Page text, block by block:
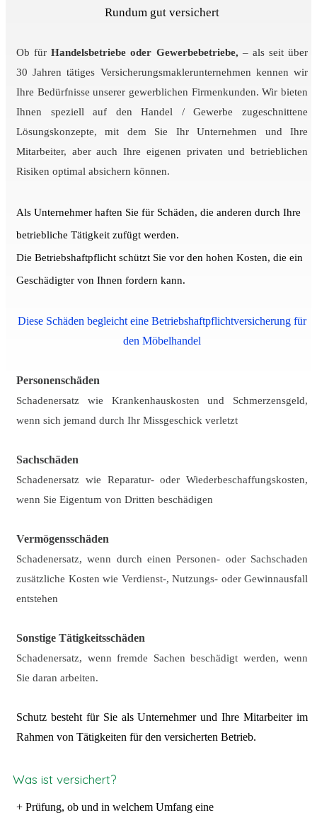
Rundum gut versichert
Ob fürHandelsbetriebe oder Gewerbebetriebe, – als seit über
30 Jahren tätiges Versicherungsmaklerunternehmen kennen wir
Ihre Bedürfnisse unserer gewerblichen Firmenkunden. Wir bieten
Ihnen
speziell auf den Handel / Gewerbe zugeschnittene
Lösungskonzepte, mit dem Sie Ihr Unternehmen und Ihre
Mitarbeiter, aber auch Ihre eigenen privaten und betrieblichen
Risiken optimal absichern können.
Als Unternehmer haften Sie für Schäden, die anderen durch Ihre
betriebliche Tätigkeit zufügt werden.
Die Betriebshaftpflicht schützt Sie vor den hohen Kosten, die ein
Geschädigter von Ihnen fordern kann.
Diese Schäden begleicht eine Betriebshaftpflichtversicherung für
den Möbelhandel
Personenschäden
Schadenersatz wie Krankenhauskosten und Schmerzensgeld,
wenn sich jemand durch Ihr Missgeschick verletzt
Sachschäden
Schadenersatz wie Reparatur- oder Wiederbeschaffungskosten,
wenn Sie Eigentum von Dritten beschädigen
Vermögensschäden
Schadenersatz, wenn durch einen Personen- oder Sachschaden
zusätzliche Kosten wie Verdienst-, Nutzungs- oder Gewinnausfall
entstehen
Sonstige Tätigkeitsschäden
Schadenersatz, wenn fremde Sachen beschädigt werden, wenn
Sie daran arbeiten.
Schutz besteht für Sie als Unternehmer und Ihre Mitarbeiter im
Rahmen von Tätigkeiten für den versicherten Betrieb.
Was ist versichert?
+ Prüfung, ob und in welchem Umfang eine